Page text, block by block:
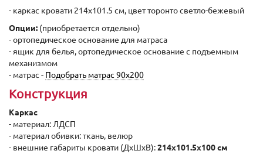
- каркас кровати 214x101.5 см, цвет торонто светло-бежевый
Опции: (приобретается отдельно)
- ортопедическое основание для матраса
- ящик для белья, ортопедическое основание с подъемным
механизмом
- матрас - Подобрать матрас 90х200
Конструкция
Каркас
- материал: ЛДСП
- материал обивки: ткань, велюр
- внешние габариты кровати (ДxШхВ):214x101.5x100 cм